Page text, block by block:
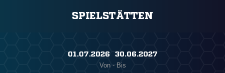
SPIELSTÄTTEN
01.07.2026 ​ 30.06.2027
Von - Bis